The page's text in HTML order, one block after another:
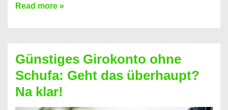
Kredit
dabei
profitieren
–
So
Read more »
Günstiges Girokonto ohne
Schufa: Geht das überhaupt?
Na klar!